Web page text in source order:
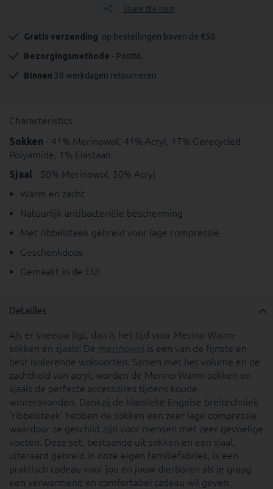
Share the item
Gratis verzending op bestellingen boven de €50.
Bezorgingsmethode - PostNL
Binnen 30 werkdagen retourneren
Characteristics
Sokken - 41% Merinowol, 41% Acryl, 17% Gerecycled
Polyamide, 1% Elastaan
Sjaal - 50% Merinowol, 50% Acryl
Warm en zacht
Natuurlijk antibacteriële bescherming
Met ribbelsteek gebreid voor lage compressie
Geschenkdoos
Gemaakt in de EU!
Detailles
Als er sneeuw ligt, dan is het tijd voor Merino Warm-
sokken en sjaals! De merinowol is een van de fijnste en
best isolerende wolsoorten. Samen met het volume en de
zachtheid van acryl, worden de Merino Warm-sokken en
sjaals de perfecte accessoires tijdens koude
winteravonden. Dankzij de klassieke Engelse breitechniek
‘ribbelsteek’ hebben de sokken een zeer lage compressie,
waardoor ze geschikt zijn voor mensen met zeer gevoelige
voeten. Deze set, bestaande uit sokken en een sjaal,
uiteraard gebreid in onze eigen familiefabriek, is een
praktisch cadeau voor jou en jouw dierbaren als je graag
een verwarmend en comfortabel cadeau wil geven.